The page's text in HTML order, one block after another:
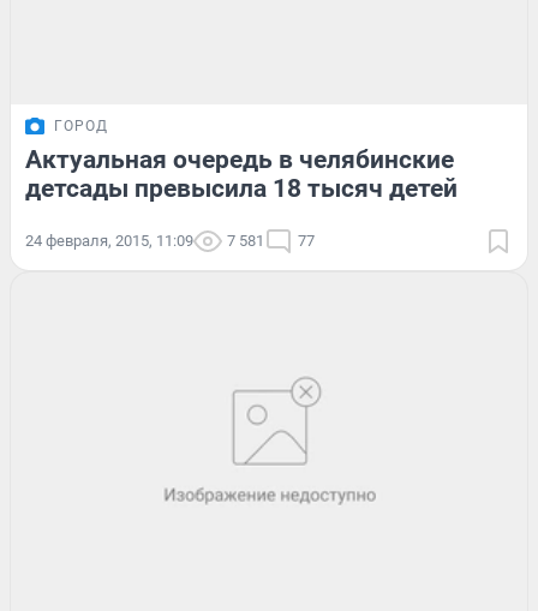
ГОРОД
Актуальная очередь в челябинские
детсады превысила 18 тысяч детей
24 февраля, 2015, 11:09 7 581 77